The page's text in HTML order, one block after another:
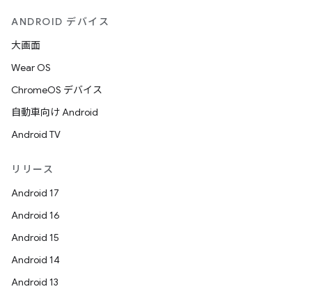
ANDROID デバイス
大画面
Wear OS
ChromeOS デバイス
自動車向け Android
Android TV
リリース
Android 17
Android 16
Android 15
Android 14
Android 13